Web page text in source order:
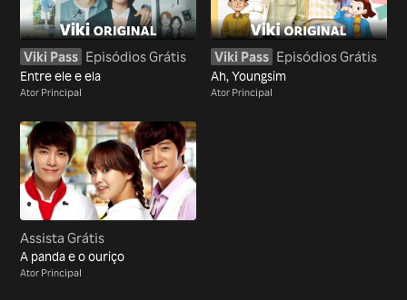
Viki Pass Episódios Grátis
Entre ele e ela
Ator Principal
Viki Pass Episódios Grátis
Ah, Youngsim
Ator Principal
Assista Grátis
A panda e o ouriço
Ator Principal